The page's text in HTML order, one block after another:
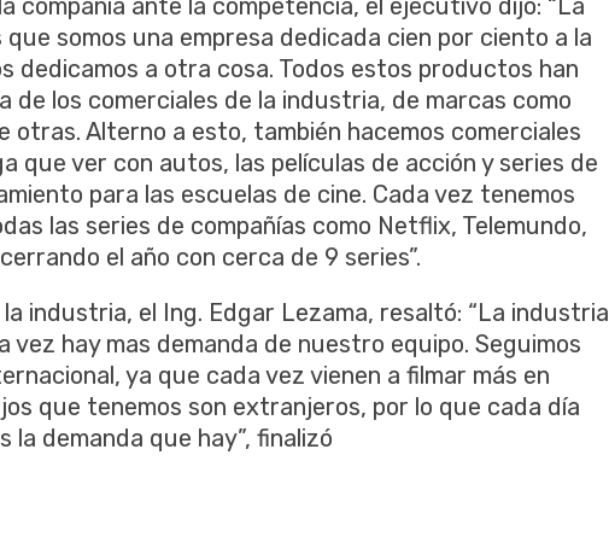
somos una empresa dedicada cien por ciento a la
dedicamos a otra cosa. Todos estos productos han
de los comerciales de la industria, de marcas como
otras. Alterno a esto, también hacemos comerciales
que ver con autos, las películas de acción y series de
para las escuelas de cine. Cada vez tenemos
las series de compañías como Netflix, Telemundo,
el año con cerca de 9 series”.
industria, el Ing. Edgar Lezama, resaltó: “La industria
vez hay mas demanda de nuestro equipo. Seguimos
ya que cada vez vienen a filmar más en
que tenemos son extranjeros, por lo que cada día
demanda que hay”, finalizó